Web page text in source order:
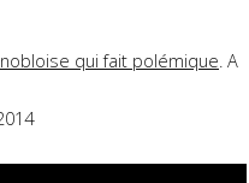
qui fait polémique. A